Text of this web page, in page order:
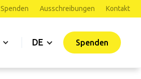
Spenden Ausschreibungen Kontakt
DE Spenden